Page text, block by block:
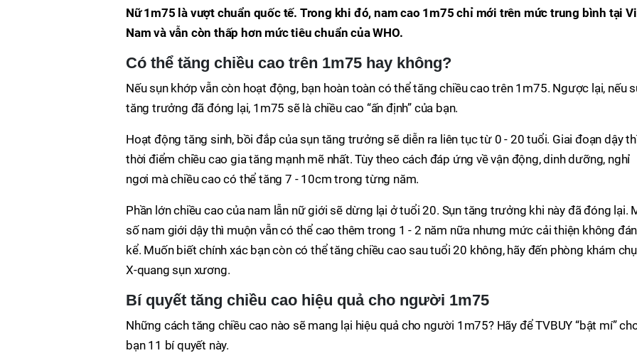
Nữ 1m75 là vượt chuẩn quốc tế. Trong khi đó, nam cao 1m75 chỉ mới trên mức trung bình tại
Nam và vẫn còn thấp hơn mức tiêu chuẩn của WHO.
Có thể tăng chiều cao trên 1m75 hay không?
Nếu sụn khớp vẫn còn hoạt động, bạn hoàn toàn có thể tăng chiều cao trên 1m75. Ngược lại, nếu
tăng trưởng đã đóng lại, 1m75 sẽ là chiều cao “ấn định” của bạn.
Hoạt động tăng sinh, bồi đắp của sụn tăng trưởng sẽ diễn ra liên tục từ 0 - 20 tuổi. Giai đoạn dậy
thời điểm chiều cao gia tăng mạnh mẽ nhất. Tùy theo cách đáp ứng về vận động, dinh dưỡng, nghỉ
ngơi mà chiều cao có thể tăng 7 - 10cm trong từng năm.
Phần lớn chiều cao của nam lẫn nữ giới sẽ dừng lại ở tuổi 20. Sụn tăng trưởng khi này đã đóng lại.
số nam giới dậy thì muộn vẫn có thể cao thêm trong 1 - 2 năm nữa nhưng mức cải thiện không
kể. Muốn biết chính xác bạn còn có thể tăng chiều cao sau tuổi 20 không, hãy đến phòng khám
X-quang sụn xương.
Bí quyết tăng chiều cao hiệu quả cho người 1m75
Những cách tăng chiều cao nào sẽ mang lại hiệu quả cho người 1m75? Hãy để TVBUY “bật mí”
bạn 11 bí quyết này.